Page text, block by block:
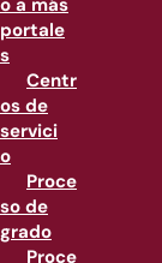
o a más
portale
s
Centr
os de
servici
o
Proce
so de
grado
Proce